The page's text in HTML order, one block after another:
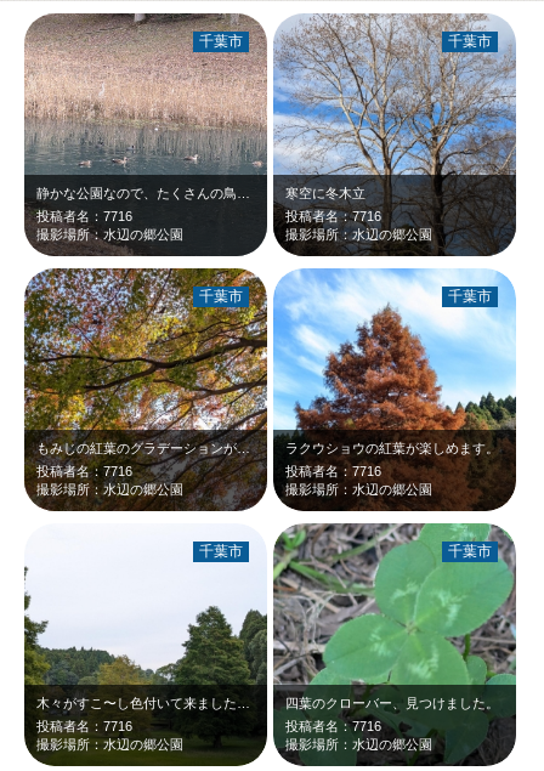
投稿者名：7716
撮影場所：水辺の郷公園
千葉市
寒空に冬木立
投稿者名：7716
撮影場所：水辺の郷公園
千葉市
もみじの紅葉のグラデーションが素晴らしいです。野鳥も楽しめます。
投稿者名：7716
撮影場所：水辺の郷公園
千葉市
ラクウショウの紅葉が楽しめます。
投稿者名：7716
撮影場所：水辺の郷公園
千葉市
木々がすこ〜し色付いて来ました。これから楽しみてす。
投稿者名：7716
撮影場所：水辺の郷公園
千葉市
四葉のクローバー、見つけました。
投稿者名：7716
撮影場所：水辺の郷公園
千葉市